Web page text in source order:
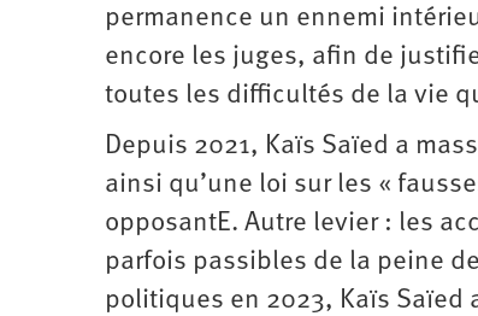
permanence un ennemi
encore les juges, afin de
toutes les difficultés de la vie
Depuis 2021, Kaïs Saïed a
ainsi qu’une loi sur les «
opposantE. Autre levier : les
parfois passibles de la peine
politiques en 2023, Kaïs Saïed